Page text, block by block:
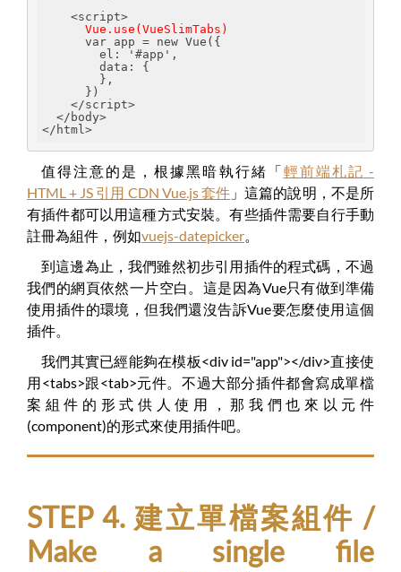
<script>
Vue.use(VueSlimTabs)
var app = new Vue({
el: '#app',
data: {
},
})
</script>
</body>
</html>
值得注意的是，根據黑暗執行緒「輕前端札記 -
HTML + JS 引用 CDN Vue.js 套件 」這篇的說明，不是所
有插件都可以用這種方式安裝。有些插件需要自行手動
註冊為組件，例如vuejs-datepicker。
到這邊為止，我們雖然初步引用插件的程式碼，不過
我們的網頁依然一片空白。這是因為Vue只有做到準備
使用插件的環境，但我們還沒告訴Vue要怎麼使用這個
插件。
我們其實已經能夠在模板<div id="app"></div>直接使
用<tabs>跟<tab>元件。不過大部分插件都會寫成單檔
案組件的形式供人使用，那我們也來以元件
(component)的形式來使用插件吧。
STEP 4. 建立單檔案組件 /
Make a single file